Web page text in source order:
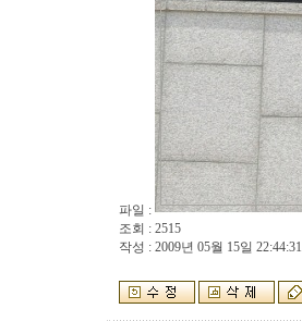
파일 :
조회 : 2515
작성 : 2009년 05월 15일 22:44:31